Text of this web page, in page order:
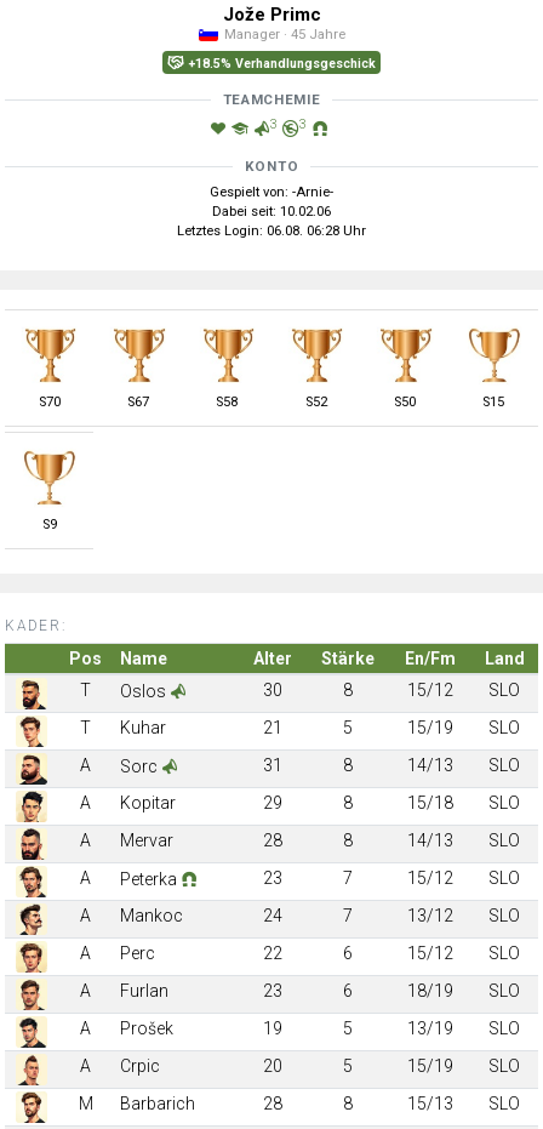
Jože Primc
Manager · 45 Jahre
+18.5% Verhandlungsgeschick
TEAMCHEMIE
3 3
KONTO
Gespielt von: -Arnie-
Dabei seit: 10.02.06
Letztes Login: 06.08. 06:28 Uhr
S70 S67 S58 S52 S50 S15
S9
KADER:
Pos Name Alter Stärke En/Fm
Land
T
Oslos 30 8 15/12
SLO
T
Kuhar 21 5 15/19
SLO
A
Sorc 31 8 14/13
SLO
A
Kopitar 29 8 15/18
SLO
A
Mervar 28 8 14/13
SLO
A
Peterka 23 7 15/12
SLO
A
Mankoc 24 7 13/12
SLO
A
Perc 22 6 15/12
SLO
A
Furlan 23 6 18/19
SLO
A
Prošek 19 5 13/19
SLO
A
Crpic 20 5 15/19
SLO
M
Barbarich 28 8 15/13
SLO